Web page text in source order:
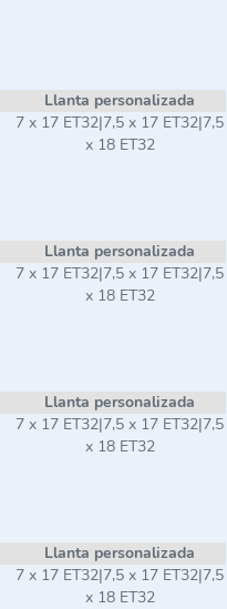
Llanta personalizada
7 x 17 ET32|7,5 x 17 ET32|7,5
x 18 ET32
Llanta personalizada
7 x 17 ET32|7,5 x 17 ET32|7,5
x 18 ET32
Llanta personalizada
7 x 17 ET32|7,5 x 17 ET32|7,5
x 18 ET32
Llanta personalizada
7 x 17 ET32|7,5 x 17 ET32|7,5
x 18 ET32